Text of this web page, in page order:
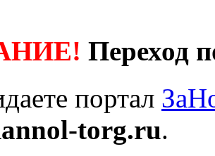
Переход
портал
torg.ru.